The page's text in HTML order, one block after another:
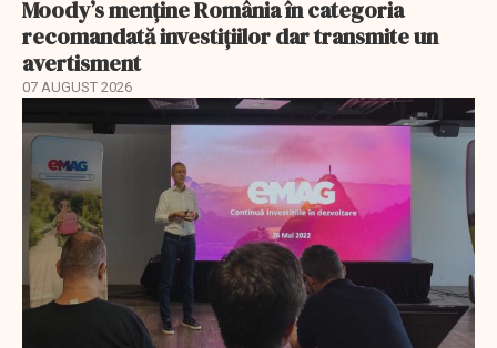
Moody’s menține România în categoria
recomandată investițiilor dar transmite un
avertisment
07 AUGUST 2026